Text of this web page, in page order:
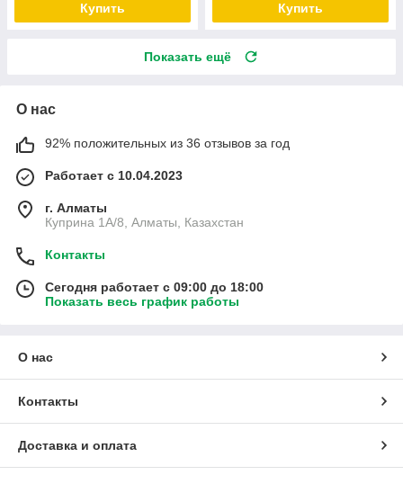
Купить Купить
Показать ещё
О нас
92% положительных из 36 отзывов за год
Работает с 10.04.2023
г. Алматы
Куприна 1A/8, Алматы, Казахстан
Контакты
Сегодня работает с 09:00 до 18:00
Показать весь график работы
О нас
Контакты
Доставка и оплата